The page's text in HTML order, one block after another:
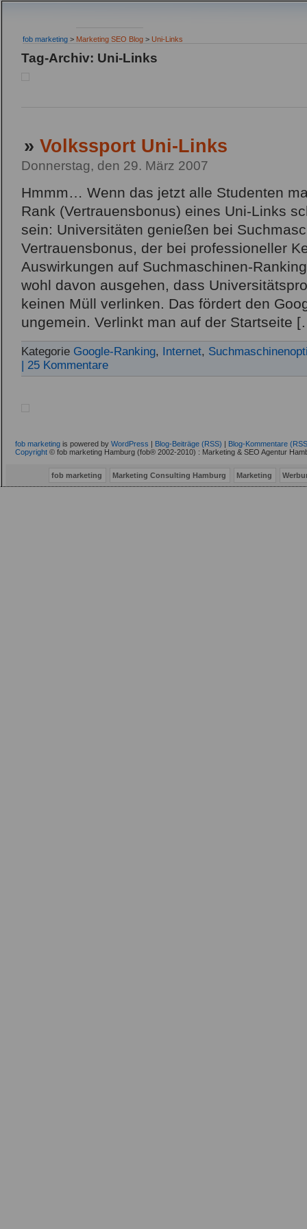
fob marketing > Marketing SEO Blog > Uni-Links
Tag-Archiv: Uni-Links
» Volkssport Uni-Links
Donnerstag, den 29. März 2007
Hmmm… Wenn das jetzt alle Studenten
Rank (Vertrauensbonus) eines Uni-Links
sein: Universitäten genießen bei
Vertrauensbonus, der bei professioneller
Auswirkungen auf Suchmaschinen-
wohl davon ausgehen, dass
keinen Müll verlinken. Das fördert den
ungemein. Verlinkt man auf der Startseite
Kategorie Google-Ranking, Internet,
| 25 Kommentare
fob marketing is powered by WordPress Blog-Beiträge (RSS)
Blog-Kommentare
Copyright © fob marketing Hamburg (fob® 2002-2010) : Marketing & SEO Agentur
fob marketing Marketing Consulting Hamburg Marketing